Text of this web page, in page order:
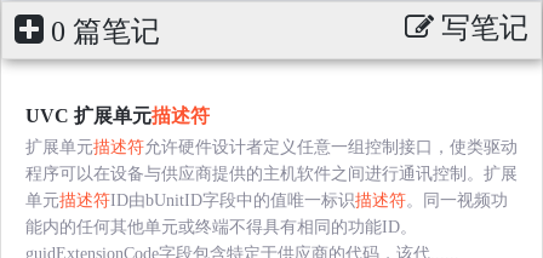
0 篇笔记 写笔记
UVC 扩展单元描述符
扩展单元描述符允许硬件设计者定义任意一组控制接口，使类驱动
程序可以在设备与供应商提供的主机软件之间进行通讯控制。扩展
单元描述符ID由bUnitID字段中的值唯一标识描述符。同一视频功
能内的任何其他单元或终端不得具有相同的功能ID。
guidExtensionCode字段包含特定于供应商的代码，该代......